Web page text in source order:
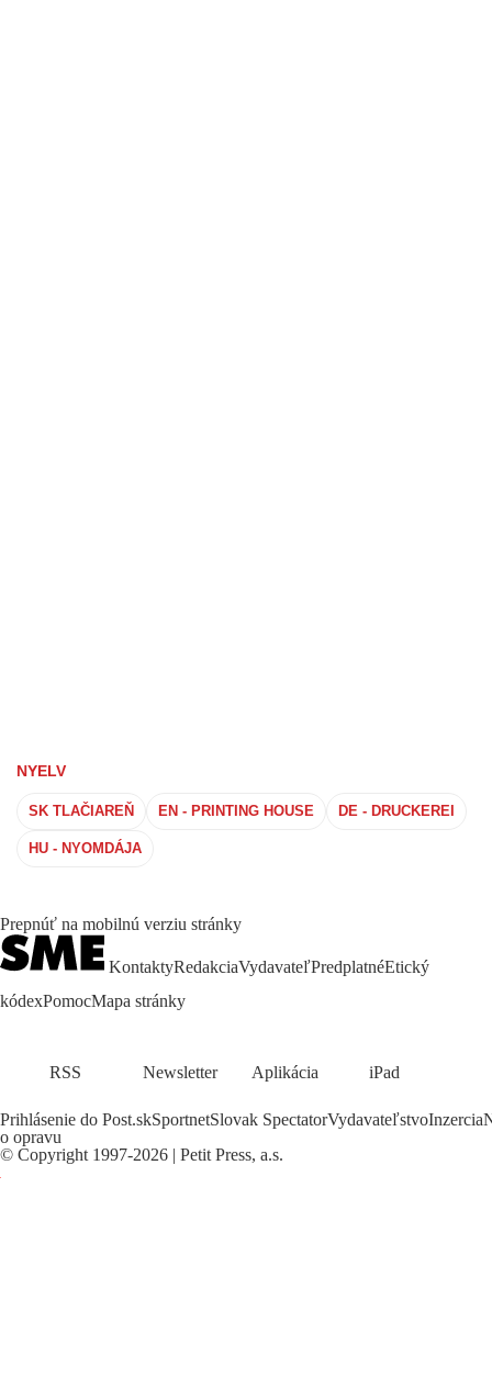
NYELV
SK TLAČIAREŇ EN - PRINTING HOUSE DE - DRUCKEREI
HU - NYOMDÁJA
Prepnúť na mobilnú verziu stránky
KontaktyRedakciaVydavateľPredplatnéEtický
kódexPomocMapa stránky
RSS Newsletter Aplikácia iPad
Prihlásenie do Post.skSportnetSlovak SpectatorVydavateľstvoInzercia
o opravu
© Copyright 1997-2026 | Petit Press, a.s.